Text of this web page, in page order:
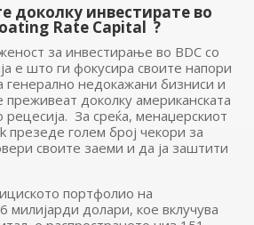
доколку инвестирате во
Rate Capital ?
за инвестирање во BDC со
е што ги фокусира своите напори
недокажани бизниси и
преживеат доколку американската
рецесија. За среќа, менаџерскиот
презеде голем број чекори за
своите заеми и да ја заштити
портфолио на
милијарди долари, кое вклучува